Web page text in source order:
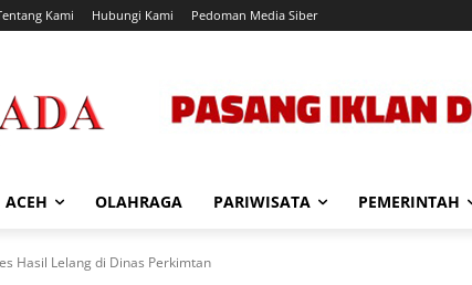
Kami Hubungi Kami Pedoman Media Siber
ACEH OLAHRAGA PARIWISATA PEMERINTAH
Hasil Lelang di Dinas Perkimtan